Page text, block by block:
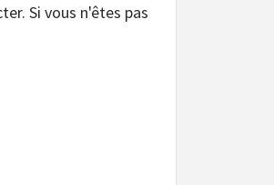
Si vous n'êtes pas